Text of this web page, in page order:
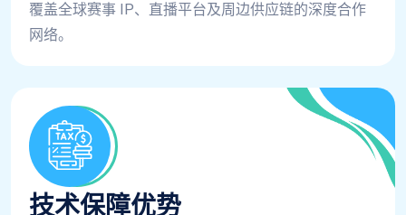
覆盖全球赛事 IP、直播平台及周边供应链的深度合作
网络。
技术保障优势